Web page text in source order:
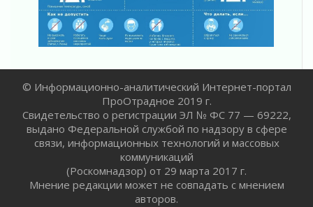
Жителям Ленобласти напомнили, как
действовать при укусе клеща
02 августа 2026
граждан Ленинградской области
02 августа 2026
Готовность №1
02 августа 2026
Километровые столбы «Дороги жизни»
отправили на реставрацию
02 августа 2026
Ленобласть внедрила передовую подготовку
© Информационно-аналитический Интернет-портал
ПроОтрадное 2019 г.
Свидетельство о регистрации ЭЛ № ФС 77 — 69222,
выдано Федеральной службой по надзору в сфере
связи, информационных технологий и массовых
коммуникаций
(Роскомнадзор) от 29 марта 2017 г.
Мнение редакции может не совпадать с мнением
авторов.